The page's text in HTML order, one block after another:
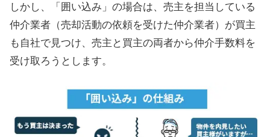
しかし、「囲い込み」の場合は、売主を担当している
仲介業者（売却活動の依頼を受けた仲介業者）が買主
も自社で見つけ、売主と買主の両者から仲介手数料を
受け取ろうとします。